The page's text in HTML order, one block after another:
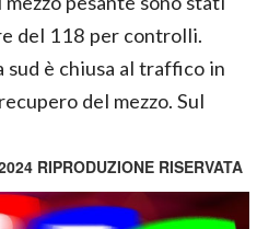
del 118 per controlli.
è chiusa al traffico in
del mezzo. Sul
RIPRODUZIONE RISERVATA